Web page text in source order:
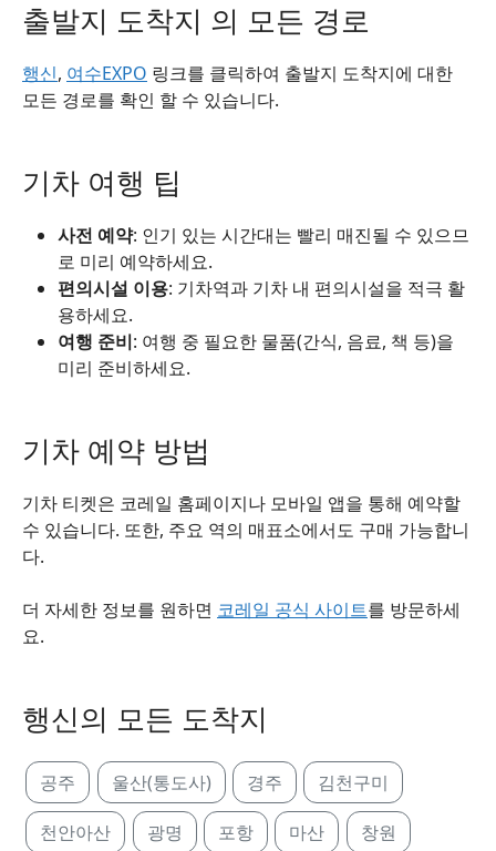
출발지 도착지 의 모든 경로
행신, 여수EXPO 링크를 클릭하여 출발지 도착지에 대한
모든 경로를 확인 할 수 있습니다.
기차 여행 팁
사전 예약: 인기 있는 시간대는 빨리 매진될 수 있으므
로 미리 예약하세요.
편의시설 이용: 기차역과 기차 내 편의시설을 적극 활
용하세요.
여행 준비: 여행 중 필요한 물품(간식, 음료, 책 등)을
미리 준비하세요.
기차 예약 방법
기차 티켓은 코레일 홈페이지나 모바일 앱을 통해 예약할
수 있습니다. 또한, 주요 역의 매표소에서도 구매 가능합니
다.
더 자세한 정보를 원하면 코레일 공식 사이트를 방문하세
요.
행신의 모든 도착지
공주 울산(통도사) 경주 김천구미
천안아산 광명 포항 마산 창원